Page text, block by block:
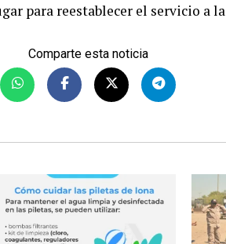
para reestablecer el servicio a
Comparte esta noticia